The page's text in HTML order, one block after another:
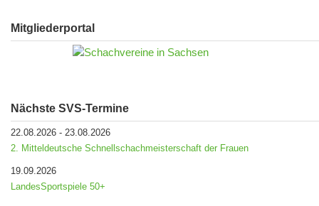
Mitgliederportal
Nächste SVS-Termine
22.08.2026 - 23.08.2026
2. Mitteldeutsche Schnellschachmeisterschaft der Frauen
19.09.2026
LandesSportspiele 50+